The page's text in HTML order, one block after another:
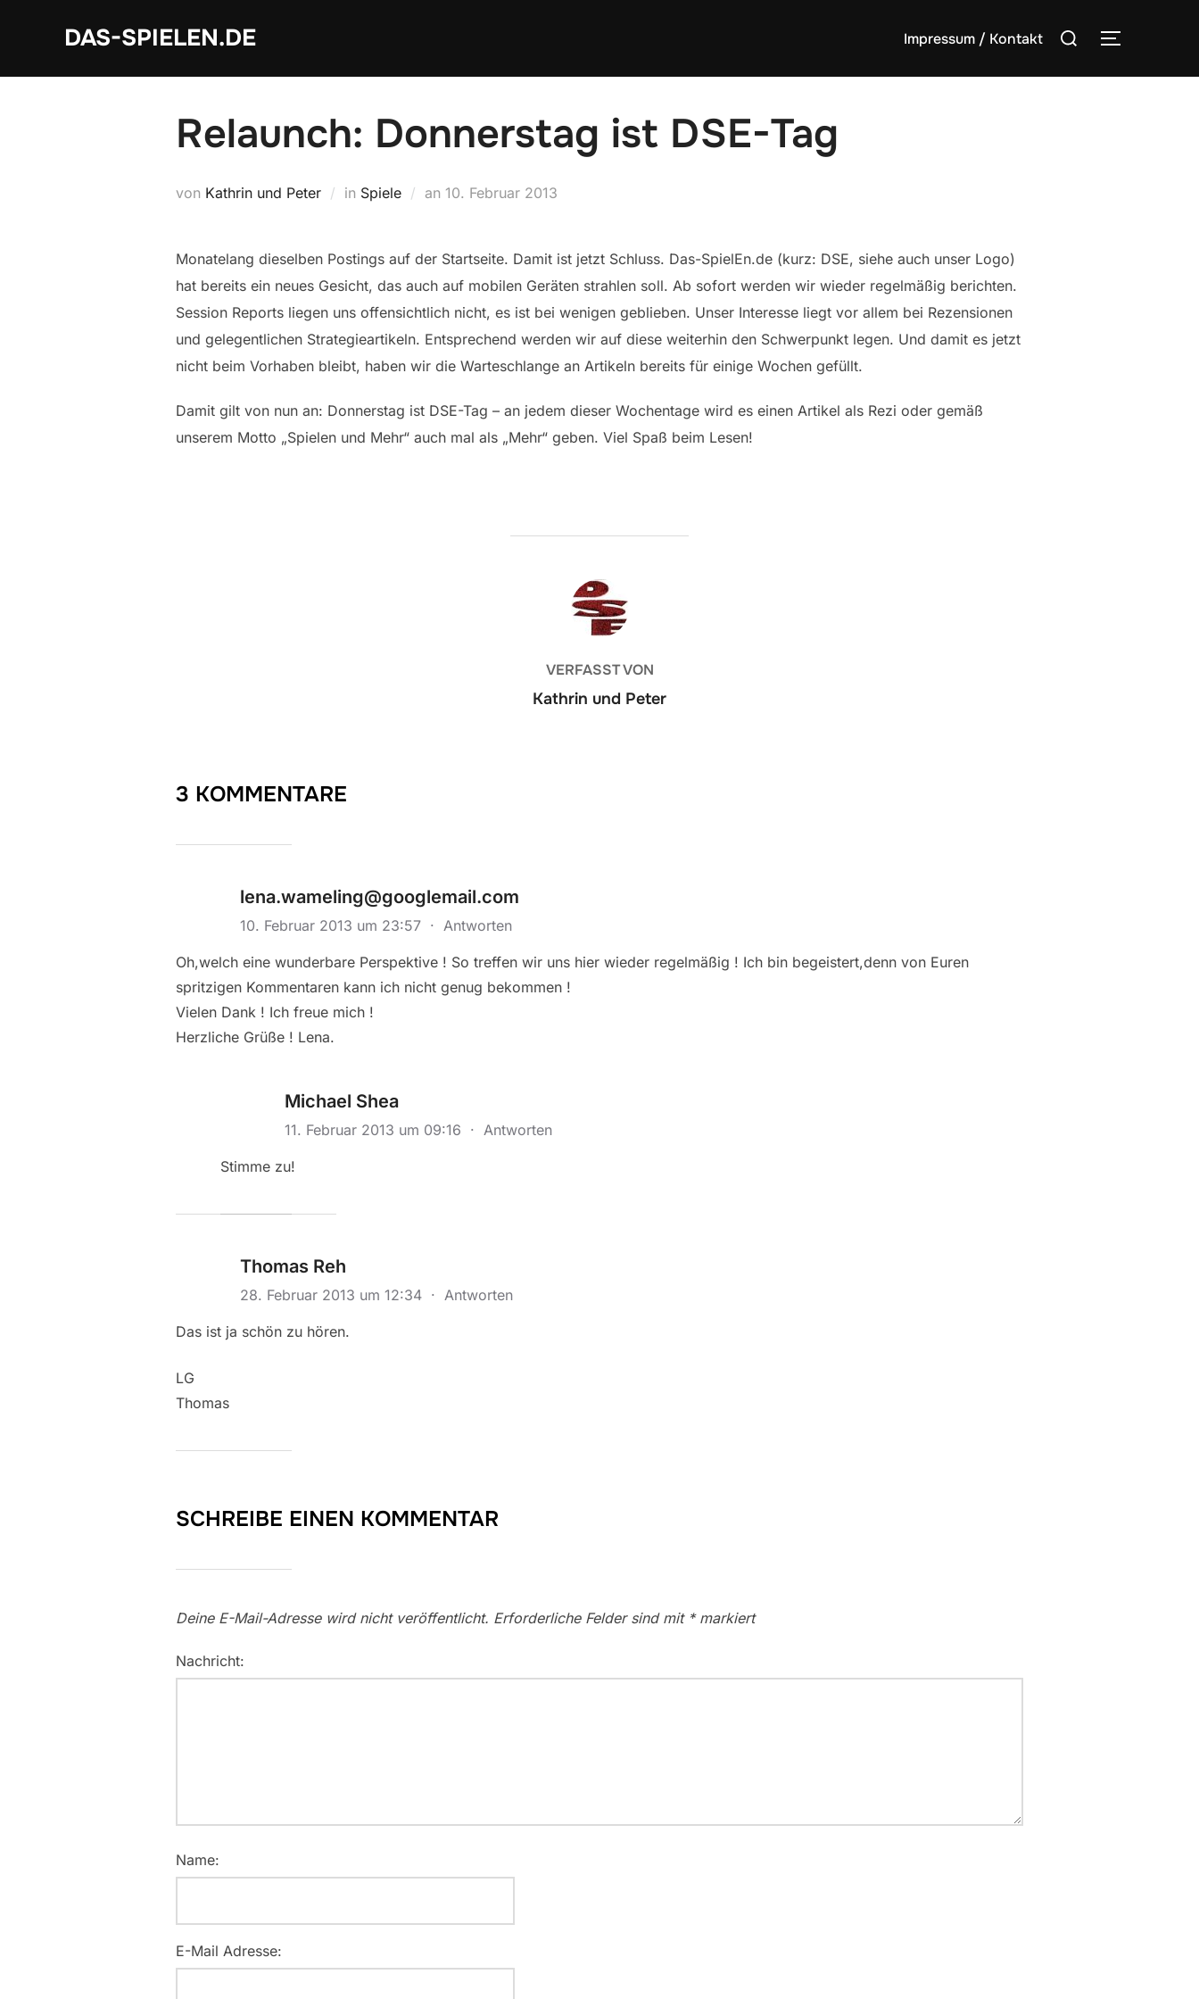
DAS-SPIELEN.DE Impressum / Kontakt
Suchen
Relaunch: Donnerstag ist DSE-Tag
von Kathrin und Peter in Spiele an Veröffentlicht
10. Februar 2013
Monatelang dieselben Postings auf der Startseite. Damit ist jetzt Schluss. Das-SpielEn.de (kurz: DSE, siehe auch unser Logo)
hat bereits ein neues Gesicht, das auch auf mobilen Geräten strahlen soll. Ab sofort werden wir wieder regelmäßig berichten.
Session Reports liegen uns offensichtlich nicht, es ist bei wenigen geblieben. Unser Interesse liegt vor allem bei Rezensionen
und gelegentlichen Strategieartikeln. Entsprechend werden wir auf diese weiterhin den Schwerpunkt legen. Und damit es jetzt
nicht beim Vorhaben bleibt, haben wir die Warteschlange an Artikeln bereits für einige Wochen gefüllt.
Damit gilt von nun an: Donnerstag ist DSE-Tag – an jedem dieser Wochentage wird es einen Artikel als Rezi oder gemäß
unserem Motto „Spielen und Mehr“ auch mal als „Mehr“ geben. Viel Spaß beim Lesen!
BEITRAGSAUTOR
VERFASST VON
Kathrin und Peter
3 KOMMENTARE
lena.wameling@googlemail.com
10. Februar 2013 um 23:57 · Antworten
Oh,welch eine wunderbare Perspektive ! So treffen wir uns hier wieder regelmäßig ! Ich bin begeistert,denn von Euren
spritzigen Kommentaren kann ich nicht genug bekommen !
Vielen Dank ! Ich freue mich !
Herzliche Grüße ! Lena.
Michael Shea
11. Februar 2013 um 09:16 · Antworten
Stimme zu!
Thomas Reh
28. Februar 2013 um 12:34 · Antworten
Das ist ja schön zu hören.
LG
Thomas
SCHREIBE EINEN KOMMENTAR
Deine E-Mail-Adresse wird nicht veröffentlicht. Erforderliche Felder sind mit *markiert
Nachricht:
Name:
E-Mail Adresse: